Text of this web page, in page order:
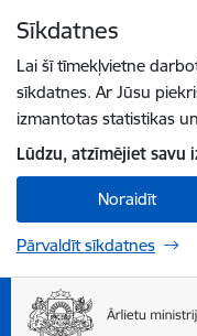
Sīkdatnes
Lai šī tīmekļvietne
sīkdatnes. Ar Jūsu
izmantotas statistikas
Lūdzu, atzīmējiet savu
Noraidīt
Pārvaldīt sīkdatnes